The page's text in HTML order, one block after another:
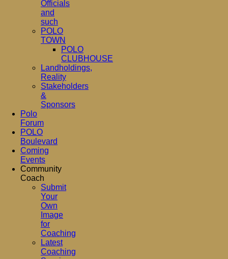
Officials
and
such
POLO
TOWN
POLO
CLUBHOUSE
Landholdings,
Reality
Stakeholders
&
Sponsors
Polo
Forum
POLO
Boulevard
Coming
Events
Community
Coach
Submit
Your
Own
Image
for
Coaching
Latest
Coaching